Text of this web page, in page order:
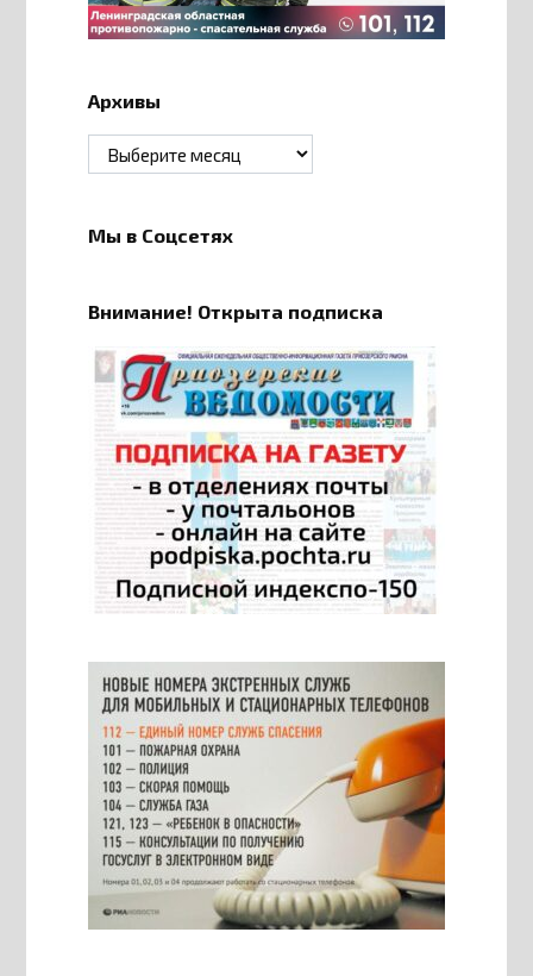
Архивы
Архивы
Мы в Соцсетях
Внимание! Открыта подписка